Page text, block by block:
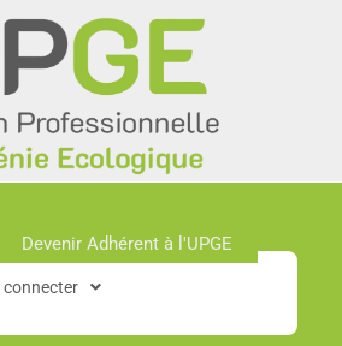
Devenir Adhérent à l'UPGE​
connecter